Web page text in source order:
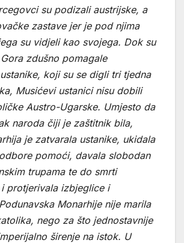
su podizali austrijske, a
zastave jer je pod njima
su vidjeli kao svojega. Dok su
zdušno pomagale
koji su se digli tri tjedna
Musićevi ustanici nisu dobili
Austro-Ugarske. Umjesto da
naroda čiji je zaštitnik bila,
je zatvarala ustanike, ukidala
pomoći, davala slobodan
trupama te do smrti
protjerivala izbjeglice i
Monarhije nije marila
nego za što jednostavnije
širenje na istok. U